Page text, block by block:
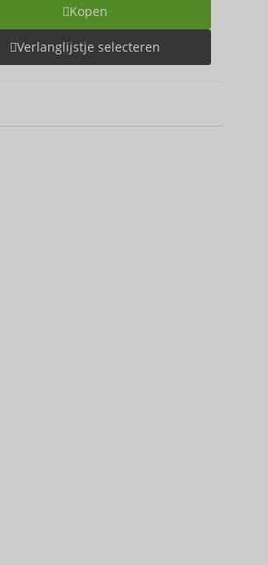
Kopen
Verlanglijstje selecteren